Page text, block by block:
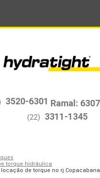
3520-6301
(22) 3311-1345
torque hidráulica
de torque no rj Copacabana